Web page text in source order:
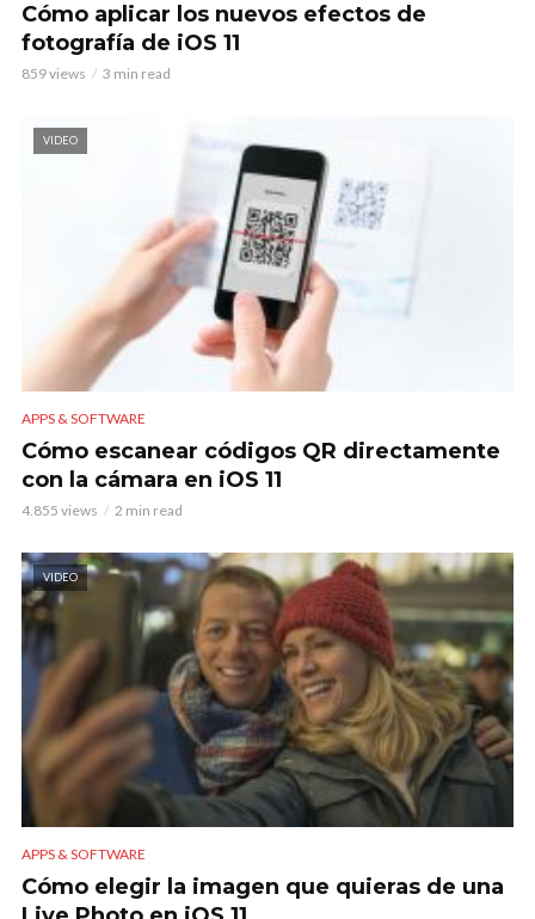
Cómo aplicar los nuevos efectos de
fotografía de iOS 11
859 views 3 min read
VIDEO
APPS & SOFTWARE
Cómo escanear códigos QR directamente
con la cámara en iOS 11
4.855 views 2 min read
VIDEO
APPS & SOFTWARE
Cómo elegir la imagen que quieras de una